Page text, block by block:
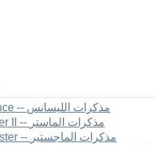
1.[FLLA] Mémoires de Licence -- مذكرات الليسانس
2.[FLLA] Mémoires de master II -- مذكرات الماستر
3.[FLLA] Mémoires de Magister -- مذكرات الماجستير